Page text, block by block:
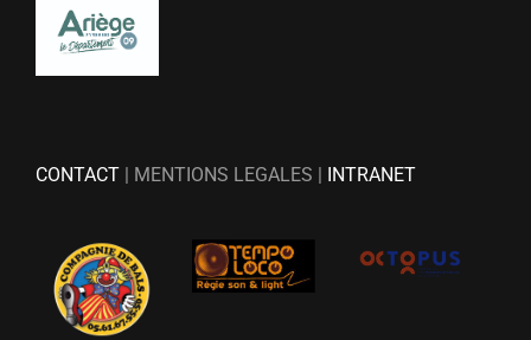
CONTACT | MENTIONS LEGALES | INTRANET